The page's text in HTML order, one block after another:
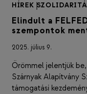
HÍREK |
Elindult a
szempontok
2025. július 9.
Örömmel jelentjük
Szárnyak Alapítvány
támogatási